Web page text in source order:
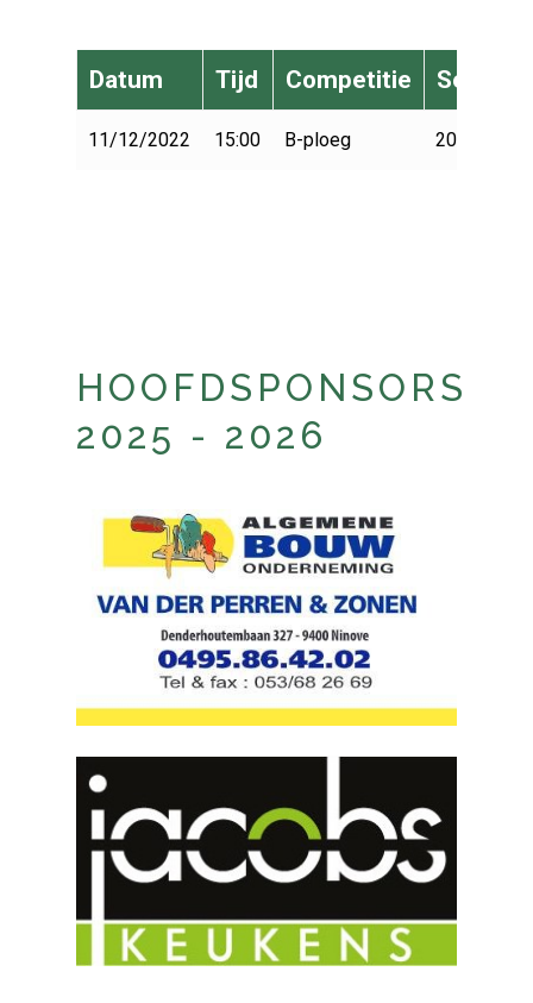
Datum Tijd Competitie Seizoen
11/12/2022 15:00 B-ploeg 2022-2023
HOOFDSPONSORS
2025 - 2026